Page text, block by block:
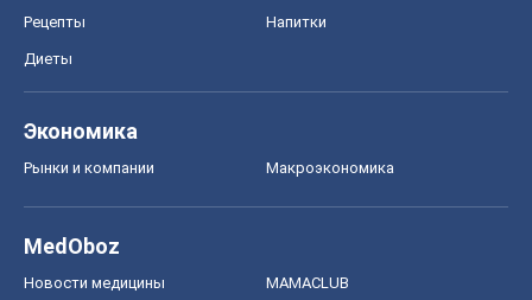
Рецепты Напитки
Диеты
Экономика
Рынки и компании Mакроэкономика
MedOboz
Новости медицины MAMACLUB